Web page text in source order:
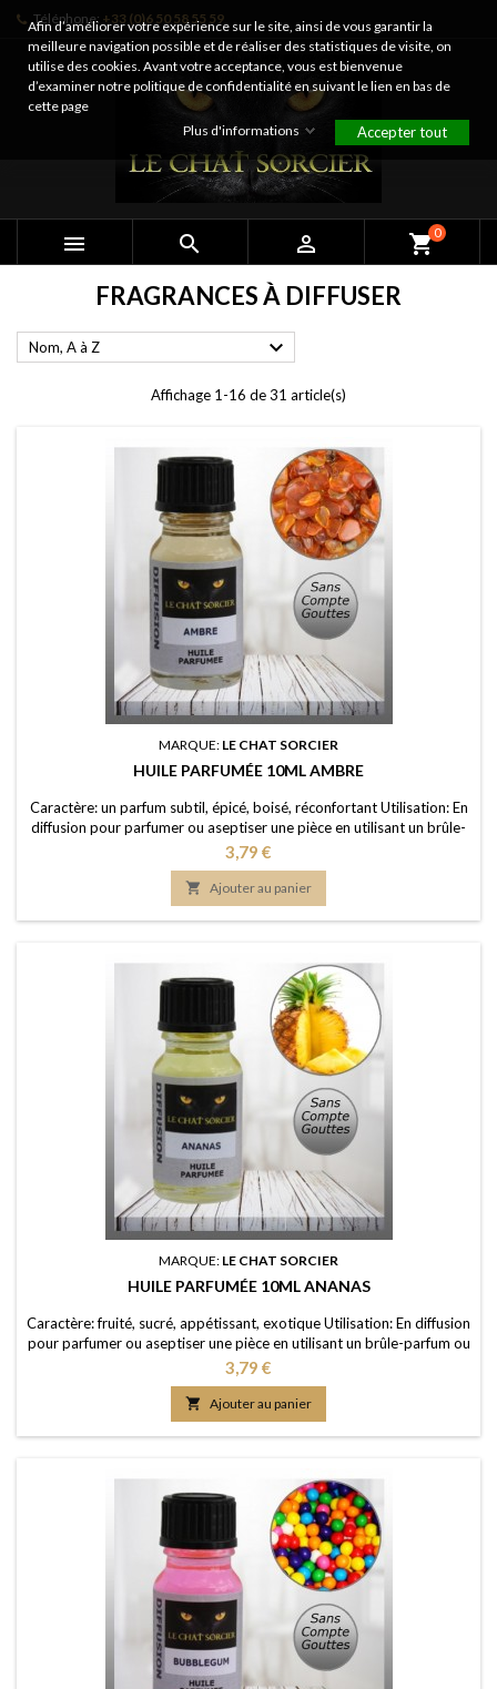
Téléphone: +33 (0)6 50 58 55 59
   shopping_cart0
FRAGRANCES À DIFFUSER
Nom, A à Z 
Affichage 1-16 de 31 article(s)
MARQUE: LE CHAT SORCIER
HUILE PARFUMÉE 10ML AMBRE
Caractère: un parfum subtil, épicé, boisé, réconfortant Utilisation: En
diffusion pour parfumer ou aseptiser une pièce en utilisant un brûle-
parfum ou un diffuseur (diluée dans de l'eau); dans un pot-pourri ou
sur les fleurs séchées; en ajoutant à vos lessives ou votre eau de
ménage Elaboration: Une huile de parfum de première qualité,
portée dans une...
Prix
3,79 €
 Ajouter au panier
MARQUE: LE CHAT SORCIER
HUILE PARFUMÉE 10ML ANANAS
Caractère: fruité, sucré, appétissant, exotique Utilisation: En diffusion
pour parfumer ou aseptiser une pièce en utilisant un brûle-parfum ou
un diffuseur (diluée dans de l'eau); dans un pot-pourri ou sur les
fleurs séchées; en ajoutant à vos lessives ou votre eau de ménage
Elaboration: Une huile de parfum de première qualité, portée dans
une huile de...
Prix
3,79 €
 Ajouter au panier
Afin d’améliorer votre expérience sur le site, ainsi de vous garantir la
meilleure navigation possible et de réaliser des statistiques de visite, on
utilise des cookies. Avant votre acceptance, vous est bienvenue
d’examiner notre politique de confidentialité en suivant le lien en bas de
cette page
Plus d'informations
Accepter tout